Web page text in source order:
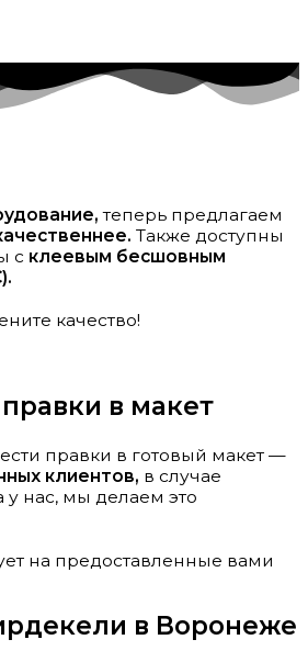
теперь предлагаем
Также доступны
с клеевым бесшовным
качество!
в макет
правки в готовый макет —
клиентов, в случае
у нас, мы делаем это
на предоставленные вами
в Воронеже